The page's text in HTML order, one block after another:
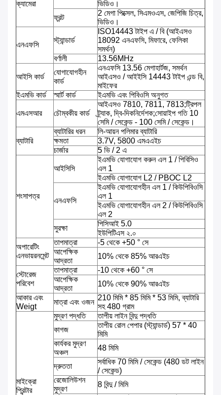
ক্যামেরা
ভিডিও।
ফ্রন্ট
2 মেগা পিক্সেল, সিএমওএস, জেপিজি চিত্র,
ভিডিও।
এনএফসি
স্ট্যান্ডার্ড
ISO14443 টাইপ এ / বি (আইএসও
18092 এনএফসি, মিফারে, ফেলিকা
সমর্থন)
বর্ণালী
13.56MHz
আইসি কার্ড
যোগাযোগহীন
কার্ড
এনএফসি 13.56 মেগাহার্টজ, সমর্থন
আইএসও / আইইসি 14443 টাইপ এন্ড বি,
মাইফের
ইএমভি কার্ড
স্মার্ট কার্ড ইএমভি এবং পিবিওসি অনুগত
এমএসআর চৌম্বকীয় কার্ড
আইএসও 7810, 7811, 7813;ট্রিপল
ট্র্যাক, দ্বি-দিকনির্দেশক;সোয়াইপ গতি 10
সেমি / সেকেন্ড - 100 সেমি / সেকেন্ড।
ব্যাটারি
ব্যাটারির ধরন
লি-আয়ন পলিমার ব্যাটারি
ক্ষমতা
3.7V, 5800 এমএএইচ
চার্জার
5 ভি / 2 এ
শংসাপত্র
আইসিসি
ইএমভি যোগাযোগ করুন এল 1 / পিবিসিও
এল 1
ইএমভি যোগাযোগ L2 / PBOC L2
এনএফসি
ইএমভি যোগাযোগহীন এল 1 / কিউপিবিওসি
এল 1
ইএমভি যোগাযোগহীন এল 2 / কিউপিবিওসি
এল 2
সুরক্ষা
পিসিআই 5.0
ইউপিটিএস ২.০
অপারেটিং
এনভায়রনমেন্ট
তাপমাত্রা
-5 থেকে +50 ° সে
আপেক্ষিক
আদ্রতা
10% থেকে 85% আরএইচ
স্টোরেজ
পরিবেশ
তাপমাত্রা
-10 থেকে +60 ° সে
আপেক্ষিক
আদ্রতা
10% থেকে 90% আরএইচ
আকার এবং
Weigt
মাত্রা এবং ওজন
210 মিমি * 85 মিমি * 53 মিমি, ব্যাটারি
সহ 480 গ্রাম
মাইক্রো
প্রিন্টার
মুদ্রণ পদ্ধতি
তাপীয় লাইন বিন্দু পদ্ধতি
কাগজ
তাপীয় রোল পেপার (স্ট্যান্ডার্ড) 57 * 40
মিমি
কার্যকর মুদ্রণ
অঞ্চল
48 মিমি
দ্রুততা
সর্বাধিক 70 মিমি / সেকেন্ড (480 ডট লাইন
/ সেকেন্ড)
রেজোলিউশন
মুদ্রণ
8 বিন্দু / মিমি